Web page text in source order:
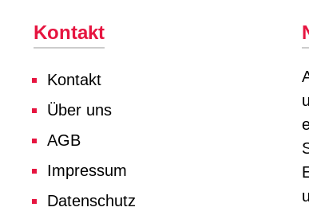
Kontakt
Kontakt
Über uns
AGB
Impressum
Datenschutz